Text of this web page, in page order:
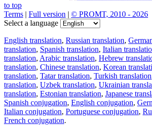
to top
Terms | Full version | © PROMT, 2010 - 2026
Select a language
English translation, Russian translation,
translation, Spanish translation, Italian
translation, Arabic translation, Hebrew
translation, Chinese translation, Korean
translation, Tatar translation, Turkish translation
translation, Uzbek translation, Ukrainian
translation, Estonian translation, Japanese
Spanish conjugation, English conjugation,
Italian conjugation, Portuguese conjugation,
French conjugation.